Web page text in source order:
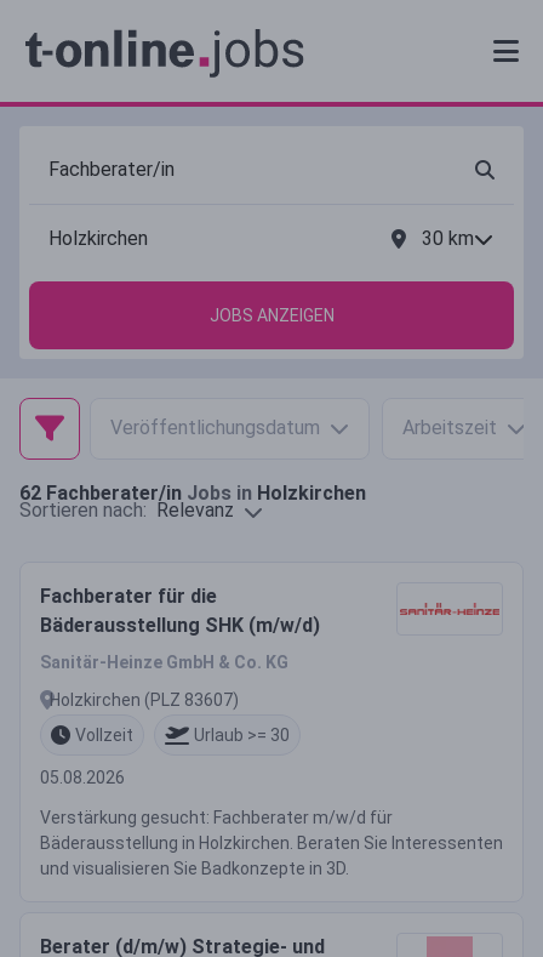
30 km
JOBS ANZEIGEN
Veröffentlichungsdatum Arbeitszeit
62 Fachberater/in Jobs in Holzkirchen
Sortieren nach: Relevanz
Fachberater für die
Bäderausstellung SHK (m/w/d)
Sanitär-Heinze GmbH & Co. KG
Holzkirchen (PLZ 83607)
Vollzeit
Urlaub >= 30
05.08.2026
Verstärkung gesucht: Fachberater m/w/d für
Bäderausstellung in Holzkirchen. Beraten Sie Interessenten
und visualisieren Sie Badkonzepte in 3D.
Berater (d/m/w) Strategie- und